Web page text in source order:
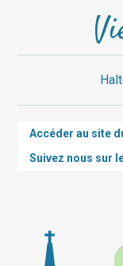
Accéder au site
Suivez nous sur